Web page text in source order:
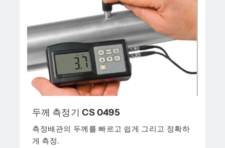
두께 측정기 CS 0495
측정배관의 두께를 빠르고 쉽게 그리고 정확하
게 측정.